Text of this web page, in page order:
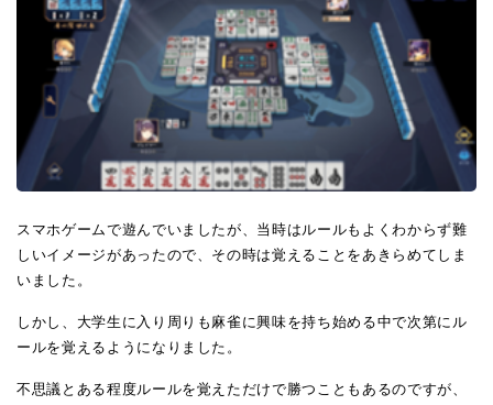
スマホゲームで遊んでいましたが、当時はルールもよくわからず難
しいイメージがあったので、その時は覚えることをあきらめてしま
いました。
しかし、大学生に入り周りも麻雀に興味を持ち始める中で次第にル
ールを覚えるようになりました。
不思議とある程度ルールを覚えただけで勝つこともあるのですが、